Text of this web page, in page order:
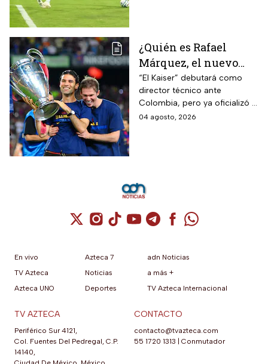
¿Quién es Rafael
Márquez, el nuevo
entrenador de la
Selección Mexicana
que debutará con
Colombia, Perú y
“El Kaiser” debutará como
director técnico ante
Colombia, pero ya oficializó la
fecha de su primer encuentro
04 agosto, 2026
Cuenta de X / Twitter (se abre en una
Cuenta de Instagram (se abre en una
Cuenta de TikTok (se abre en
Cuenta de YouTube (se abre
Cuenta de Telegram (se
Cuenta de
Cuenta de
En vivo
TV Azteca
Azteca UNO
Azteca 7
Noticias
Deportes
adn Noticias
a más +
TV Azteca Internacional
TV AZTECA
Periférico Sur 4121,
Col. Fuentes Del Pedregal, C.P.
14140,
CONTACTO
contacto@tvazteca.com
55 1720 1313
Conmutador